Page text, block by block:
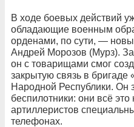
В ходе боевых действий
обладающие военным
орденами, по сути, —
Андрей Морозов (Мурз). За
он с товарищами смог
закрытую связь в бригаде
Народной Республики. Он
беспилотники: они всё
артиллеристов
телефонах.